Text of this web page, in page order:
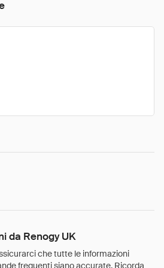
da Renogy UK
che tutte le informazioni
frequenti siano accurate. Ricorda